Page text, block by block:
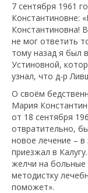
7 сентября 1961
Константиновне:
Константиновна!
не мог ответить
тому назад я был
Устиновной,
узнал, что д-р
О своём
Мария
от 18 сентября
отвратительно,
новое лечение –
приезжал в
желчи на больные
методистку
поможет».